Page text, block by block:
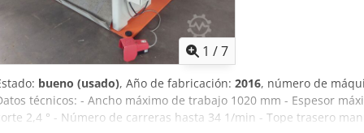
1 /7
bueno (usado), Año de fabricación: 2016, número de
técnicos: - Ancho máximo de trabajo 1020 mm - Espesor
2,4 ° - Número de carreras hasta 34 1/min - Tope trasero